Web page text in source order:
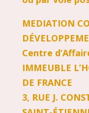
MEDIATION
Centre
IMMEUBLE
DE FRANCE
3, RUE J.